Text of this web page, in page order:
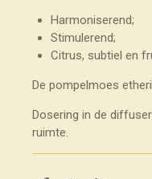
Harmoniserend;
Stimulerend;
Citrus, subtiel en
De pompelmoes
Dosering in de
ruimte.